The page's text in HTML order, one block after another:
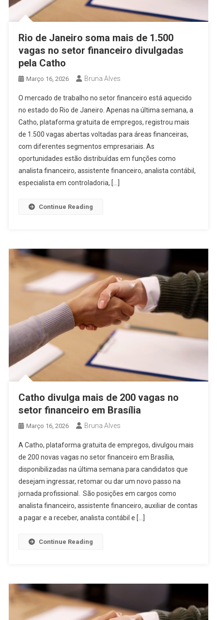
Rio de Janeiro soma mais de 1.500
vagas no setor financeiro divulgadas
pela Catho
Março 16, 2026 Bruna Alves
O mercado de trabalho no setor financeiro está aquecido
no estado do Rio de Janeiro. Apenas na última semana, a
Catho, plataforma gratuita de empregos, registrou mais
de 1.500 vagas abertas voltadas para áreas financeiras,
com diferentes segmentos empresariais. As
oportunidades estão distribuídas em funções como
analista financeiro, assistente financeiro, analista contábil,
especialista em controladoria, […]
Continue Reading
Catho divulga mais de 200 vagas no
setor financeiro em Brasília
Março 16, 2026 Bruna Alves
A Catho, plataforma gratuita de empregos, divulgou mais
de 200 novas vagas no setor financeiro em Brasília,
disponibilizadas na última semana para candidatos que
desejam ingressar, retomar ou dar um novo passo na
jornada profissional. São posições em cargos como
analista financeiro, assistente financeiro, auxiliar de contas
a pagar e a receber, analista contábil e […]
Continue Reading